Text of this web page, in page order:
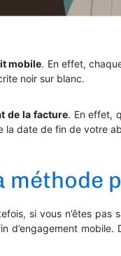
mobile. En effet,
noir sur blanc.
de la facture. En effet,
la date de fin de votre
si vous n’êtes pas
mobile.